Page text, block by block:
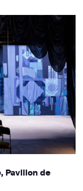
Pavillon de